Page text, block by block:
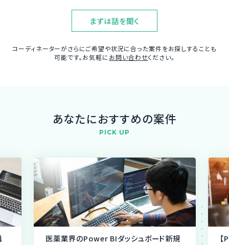
まずは話を聞く
コーディネーターがさらにご希望や状況に合った案件をお探しすることも
可能です。お気軽に お問い合わせください。
あなたにおすすめの案件
PICK UP
医薬業界のPower BIダッシュボード新規